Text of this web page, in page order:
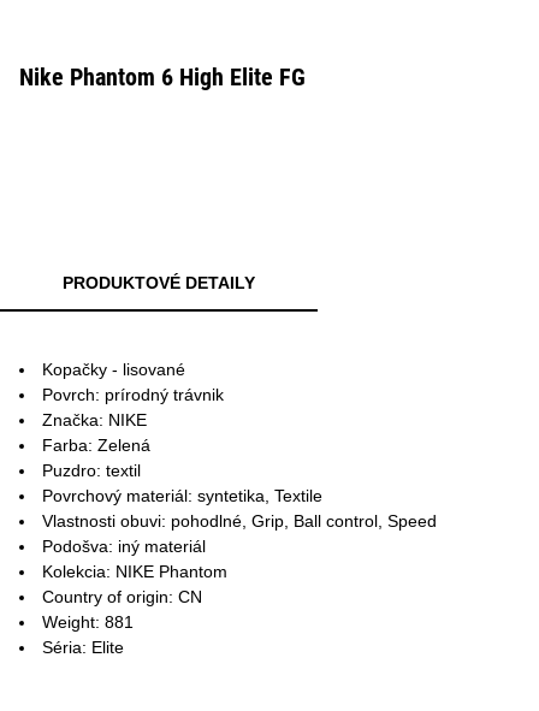
Nike Phantom 6 High Elite FG
PRODUKTOVÉ DETAILY
Kopačky - lisované
Povrch: prírodný trávnik
Značka: NIKE
Farba: Zelená
Puzdro: textil
Povrchový materiál: syntetika, Textile
Vlastnosti obuvi: pohodlné, Grip, Ball control, Speed
Podošva: iný materiál
Kolekcia: NIKE Phantom
Country of origin: CN
Weight: 881
Séria: Elite